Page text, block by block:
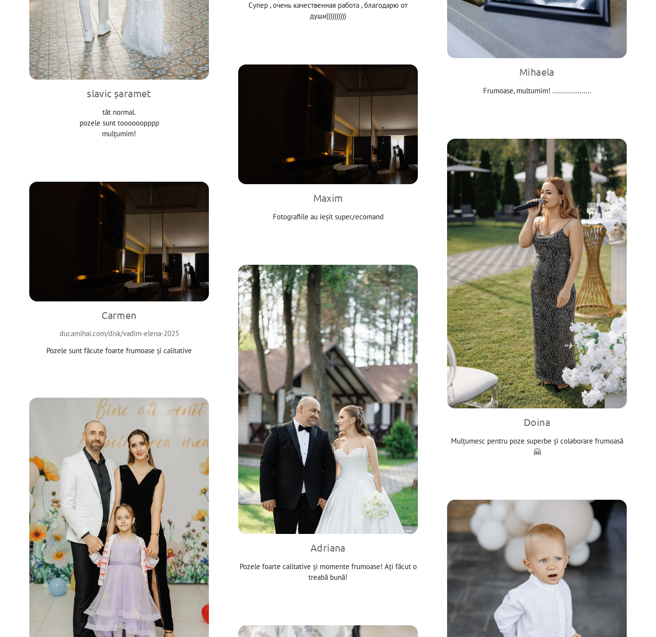
Mihaela
Frumoase, multumim! ....................
slavic șaramet
tăt normal.
pozele sunt toooooopppp
mulțumim!
Супер , очень качественная работа , благодарю от
души))))))))))
Maxim
Fotografiile au ieșit super,recomand
Doina
Mulțumesc pentru poze superbe și colaborare frumoasă
🤗
Carmen
ducamihai.com/disk/vadim-elena-2025
Pozele sunt făcute foarte frumoase și calitative
Adriana
Pozele foarte calitative și momente frumoase! Ați făcut o
treabă bună!